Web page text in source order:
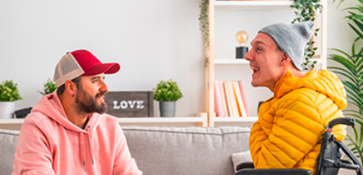
Wer wir sind
Infos
Jobs